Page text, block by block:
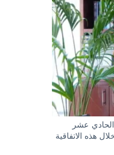
الحادي عشر
هذه الاتفاقية